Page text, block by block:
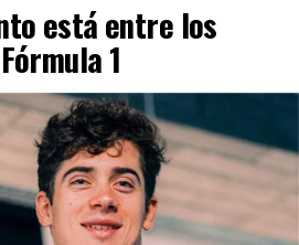
el contrato y en la normativa
por representantes del
Legal y Técnica, la
Dirección General de
deberán elaborar un informe
antes de que la
adopte una definición sobre el
está entre los
1